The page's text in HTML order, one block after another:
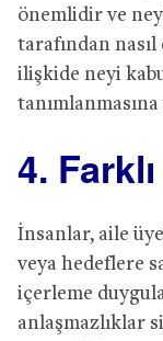
önemlidir ve
tarafından
ilişkide neyi
4.
İnsanlar, aile
veya hedeflere
içerleme
anlaşmazlıklar